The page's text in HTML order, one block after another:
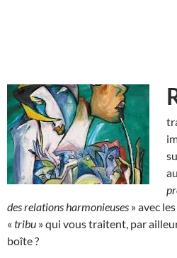
des relations harmonieuses » avec
« tribu » qui vous traitent, par
boîte ?